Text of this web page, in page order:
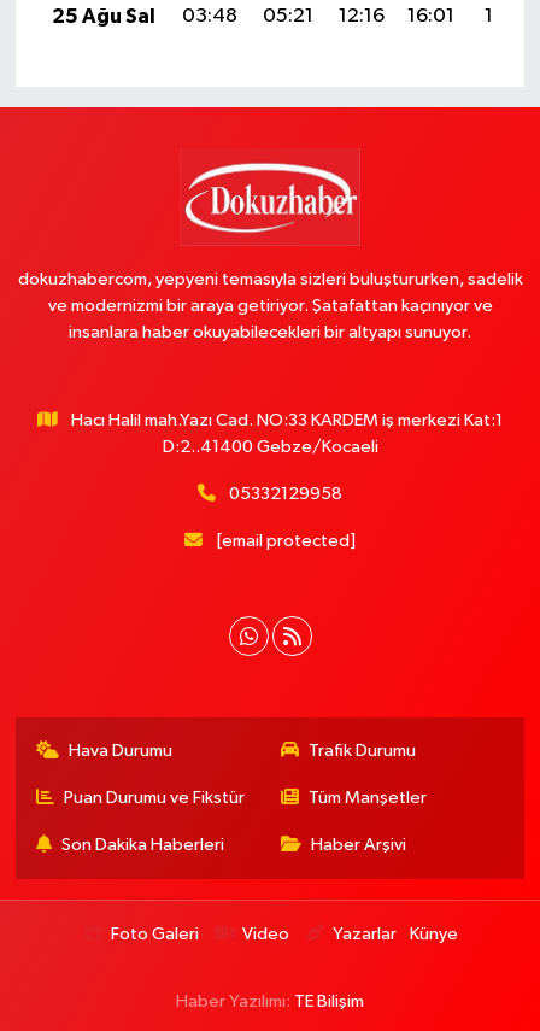
25 Ağu Sal
03:48 05:21 12:16 16:01 19:01
dokuzhabercom, yepyeni temasıyla sizleri buluştururken, sadelik
ve modernizmi bir araya getiriyor. Şatafattan kaçınıyor ve
insanlara haber okuyabilecekleri bir altyapı sunuyor.
Hacı Halil mah.Yazı Cad. NO:33 KARDEM iş merkezi Kat:1
D:2..41400 Gebze/Kocaeli
05332129958
[email protected]
Hava Durumu Trafik Durumu
Puan Durumu ve Fikstür Tüm Manşetler
Son Dakika Haberleri Haber Arşivi
Foto Galeri Video Yazarlar Künye
Haber Yazılımı: TE Bilişim